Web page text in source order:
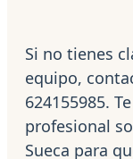
Si no tienes
equipo,
624155985.
profesional
Sueca para